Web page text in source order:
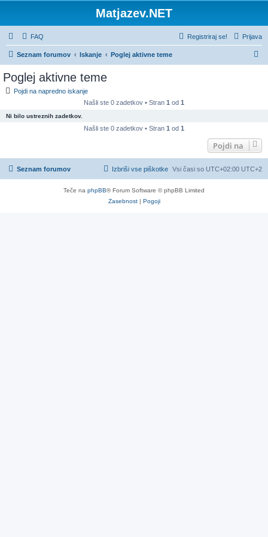
Matjazev.NET
FAQ Prijava
Registriraj se!
Seznam forumov Iskanje Poglej aktivne teme
e
Poglej aktivne teme
Pojdi na napredno iskanje
Našli ste 0 zadetkov • Stran 1 od 1
Ni bilo ustreznih zadetkov.
Našli ste 0 zadetkov • Stran 1 od 1
Pojdi na
Seznam forumov Vsi časi so UTC+02:00 UTC+2
Izbriši vse piškotke
Teče na phpBB® Forum Software © phpBB Limited
Zasebnost| Pogoji